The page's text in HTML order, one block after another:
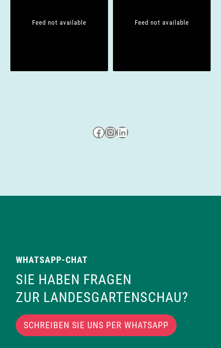
n
Feed not available Feed not available
Besuche uns auf Facebook
Besuche uns auf Instagram
LinkedIn
WHATSAPP-CHAT
SIE HABEN FRAGEN
ZUR LANDESGARTENSCHAU?
SCHREIBEN SIE UNS PER WHATSAPP